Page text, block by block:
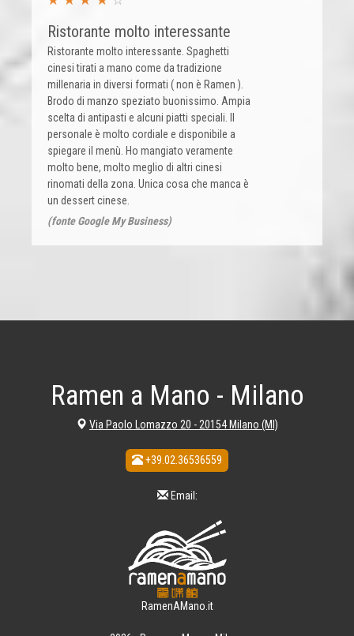
Ristorante molto interessante
Ristorante molto interessante. Spaghetti
cinesi tirati a mano come da tradizione
millenaria in diversi formati ( non è Ramen ).
Brodo di manzo speziato buonissimo. Ampia
scelta di antipasti e alcuni piatti speciali. Il
personale è molto cordiale e disponibile a
spiegare il menù. Ho mangiato veramente
molto bene, molto meglio di altri cinesi
rinomati della zona. Unica cosa che manca è
un dessert cinese.
(fonte Google My Business)
Ramen a Mano - Milano
Via Paolo Lomazzo 20 - 20154 Milano (MI)
+39.02.36536559
Email:
RamenAMano.it